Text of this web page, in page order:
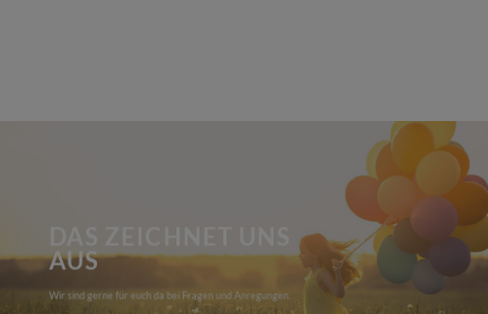
AUS
Wir sind gerne für euch da bei Fragen und Anregungen.